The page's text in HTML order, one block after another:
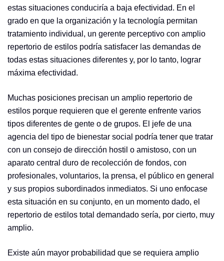
estas situaciones conduciría a baja efectividad. En el
grado en que la organización y la tecnología permitan
tratamiento individual, un gerente perceptivo con amplio
repertorio de estilos podría satisfacer las demandas de
todas estas situaciones diferentes y, por lo tanto, lograr
máxima efectividad.
Muchas posiciones precisan un amplio repertorio de
estilos porque requieren que el gerente enfrente varios
tipos diferentes de gente o de grupos. El jefe de una
agencia del tipo de bienestar social podría tener que tratar
con un consejo de dirección hostil o amistoso, con un
aparato central duro de recolección de fondos, con
profesionales, voluntarios, la prensa, el público en general
y sus propios subordinados inmediatos. Si uno enfocase
esta situación en su conjunto, en un momento dado, el
repertorio de estilos total demandado sería, por cierto, muy
amplio.
Existe aún mayor probabilidad que se requiera amplio